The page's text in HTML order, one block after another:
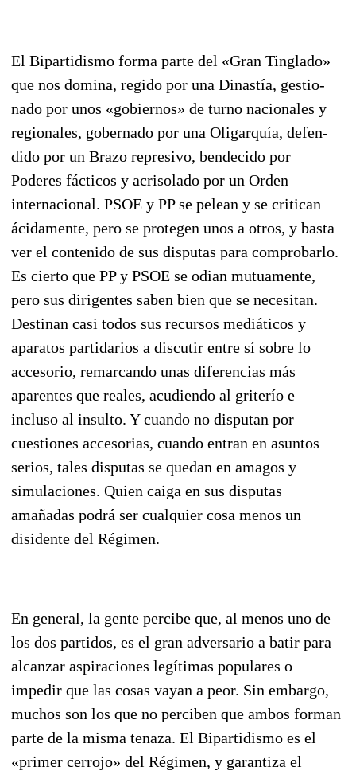
El Bipartidismo forma parte del «Gran Tinglado»
que nos domina, regido por una Dinastía, gestio­
nado por unos «gobiernos» de turno nacionales y
regionales, gobernado por una Oligarquía, defen­
dido por un Brazo represivo, bendecido por
Poderes fácticos y acrisolado por un Orden
internacio­nal. PSOE y PP se pelean y se critican
ácidamente, pero se protegen unos a otros, y basta
ver el contenido de sus disputas para comprobarlo.
Es cierto que PP y PSOE se odian mutuamente,
pero sus dirigentes saben bien que se necesitan.
Destinan casi todos sus recursos mediáticos y
apara­tos partidarios a discutir entre sí sobre lo
accesorio, remarcando unas diferencias más
aparentes que reales, acudiendo al griterío e
incluso al insulto. Y cuando no disputan por
cuestiones acceso­rias, cuando entran en asuntos
serios, tales disputas se quedan en amagos y
simulaciones. Quien caiga en sus disputas
amañadas podrá ser cualquier cosa menos un
disidente del Régimen.
En general, la gente percibe que, al menos uno de
los dos partidos, es el gran adversario a batir para
alcan­zar aspiraciones legítimas populares o
impedir que las cosas vayan a peor. Sin embargo,
muchos son los que no perciben que ambos forman
parte de la misma tenaza. El Bipartidismo es el
«primer cerrojo» del Régimen, y garantiza el